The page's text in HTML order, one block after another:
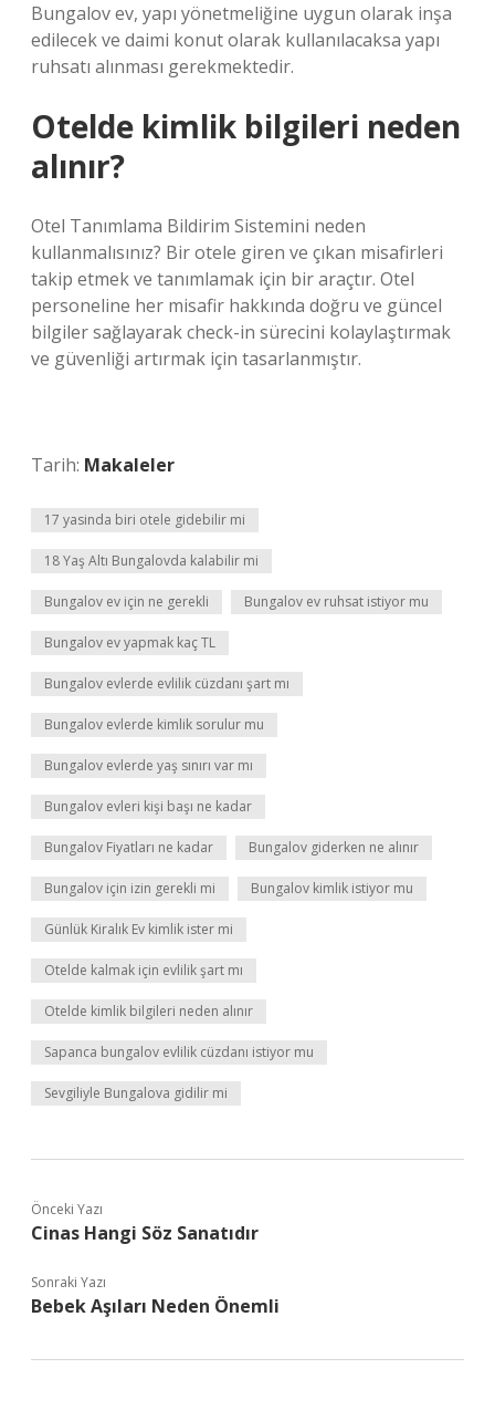
Bungalov ev, yapı yönetmeliğine uygun olarak inşa
edilecek ve daimi konut olarak kullanılacaksa yapı
ruhsatı alınması gerekmektedir.
Otelde kimlik bilgileri neden
alınır?
Otel Tanımlama Bildirim Sistemini neden
kullanmalısınız? Bir otele giren ve çıkan misafirleri
takip etmek ve tanımlamak için bir araçtır. Otel
personeline her misafir hakkında doğru ve güncel
bilgiler sağlayarak check-in sürecini kolaylaştırmak
ve güvenliği artırmak için tasarlanmıştır.
Tarih: Makaleler
17 yasinda biri otele gidebilir mi
18 Yaş Altı Bungalovda kalabilir mi
Bungalov ev için ne gerekli Bungalov ev ruhsat istiyor mu
Bungalov ev yapmak kaç TL
Bungalov evlerde evlilik cüzdanı şart mı
Bungalov evlerde kimlik sorulur mu
Bungalov evlerde yaş sınırı var mı
Bungalov evleri kişi başı ne kadar
Bungalov Fiyatları ne kadar Bungalov giderken ne alınır
Bungalov için izin gerekli mi Bungalov kimlik istiyor mu
Günlük Kiralık Ev kimlik ister mi
Otelde kalmak için evlilik şart mı
Otelde kimlik bilgileri neden alınır
Sapanca bungalov evlilik cüzdanı istiyor mu
Sevgiliyle Bungalova gidilir mi
Önceki Yazı
Cinas Hangi Söz Sanatıdır
Sonraki Yazı
Bebek Aşıları Neden Önemli